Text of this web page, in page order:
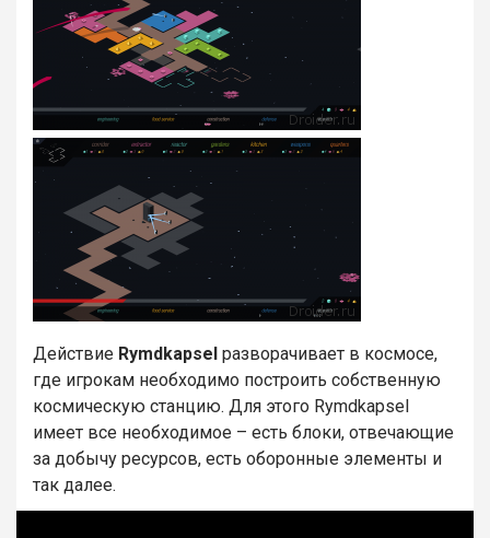
Действие Rymdkapsel разворачивает в космосе,
где игрокам необходимо построить собственную
космическую станцию. Для этого Rymdkapsel
имеет все необходимое – есть блоки, отвечающие
за добычу ресурсов, есть оборонные элементы и
так далее.